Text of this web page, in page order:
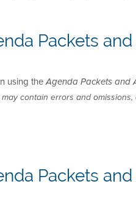
Packets
using theAgenda Packets and
contain errors and
Packets